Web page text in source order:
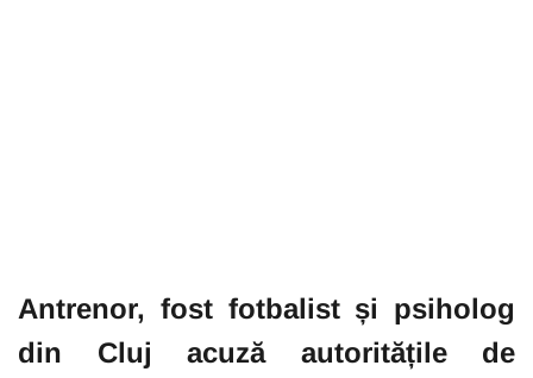
Antrenor, fost fotbalist și psiholog
din Cluj acuză autoritățile de